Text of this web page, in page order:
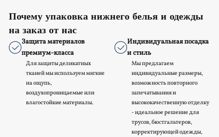
Почему упаковка нижнего белья и одежды
на заказ от нас
Защита материалов
премиум-класса
Для защиты деликатных
тканей мы используем мягкие
на ощупь,
воздухопроницаемые или
влагостойкие материалы.
Индивидуальная посадка
и стиль
Мы предлагаем
индивидуальные размеры,
возможность повторного
запечатывания и
высококачественную отделку
- идеальное решение для
трусов, бюстгальтеров,
корректирующей одежды,